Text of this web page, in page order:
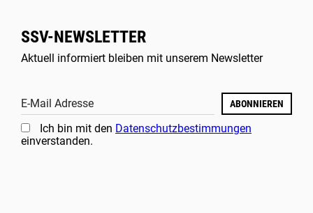
SSV-NEWSLETTER
Aktuell informiert bleiben mit unserem Newsletter
E-Mail Adresse ABONNIEREN
Ich bin mit den Datenschutzbestimmungen
einverstanden.